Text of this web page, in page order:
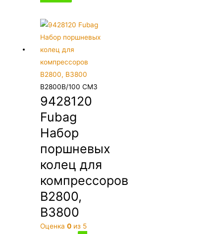
B2800B/100 CM3
9428120
Fubag
Набор
поршневых
колец для
компрессоров
B2800,
B3800
Оценка0 из 5